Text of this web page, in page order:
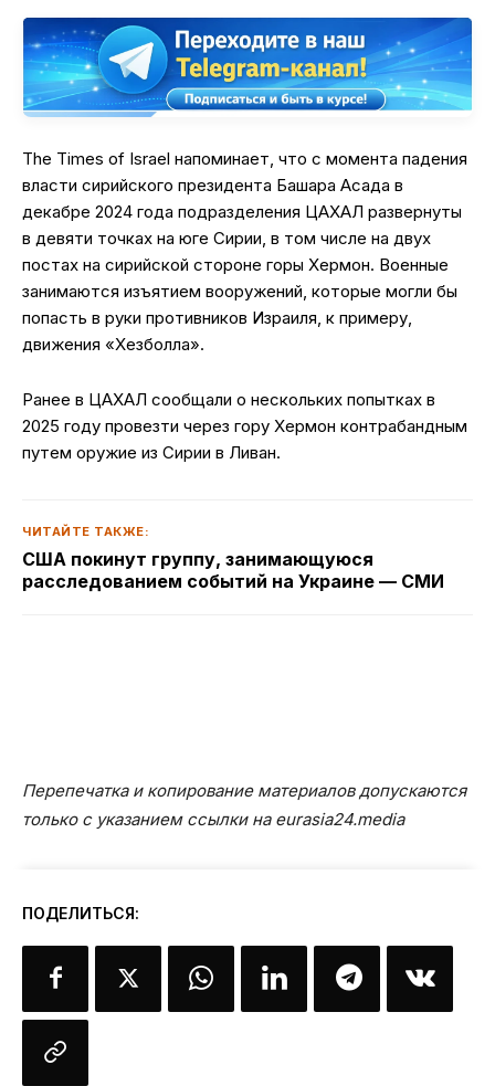
The Times of Israel напоминает, что с момента падения
власти сирийского президента Башара Асада в
декабре 2024 года подразделения ЦАХАЛ развернуты
в девяти точках на юге Сирии, в том числе на двух
постах на сирийской стороне горы Хермон. Военные
занимаются изъятием вооружений, которые могли бы
попасть в руки противников Израиля, к примеру,
движения «Хезболла».
Ранее в ЦАХАЛ сообщали о нескольких попытках в
2025 году провезти через гору Хермон контрабандным
путем оружие из Сирии в Ливан.
ЧИТАЙТЕ ТАКЖЕ:
США покинут группу, занимающуюся
расследованием событий на Украине — СМИ
Перепечатка и копирование материалов допускаются
только с указанием ссылки на eurasia24.media
ПОДЕЛИТЬСЯ: